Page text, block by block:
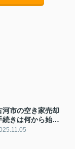
河市の空き家売却
続きは何から始め
？相続時に知って